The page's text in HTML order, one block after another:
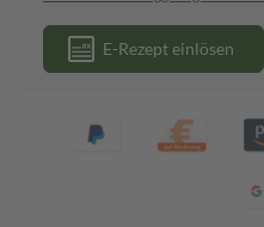
E-Rezept einlösen